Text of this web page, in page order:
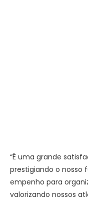
“É uma grande
prestigiando o nosso
empenho para
valorizando nossos